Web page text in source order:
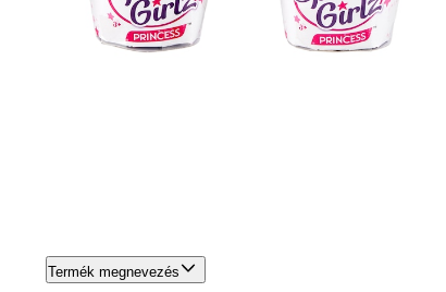
Termék megnevezés